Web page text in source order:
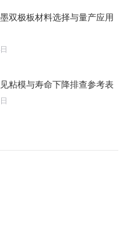
双极板材料选择与量产应用
粘模与寿命下降排查参考表